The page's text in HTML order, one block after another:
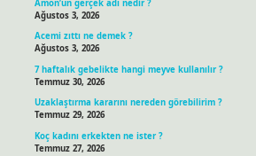
Amon’un gerçek adı nedir ?
Ağustos 3, 2026
Acemi zıttı ne demek ?
Ağustos 3, 2026
7 haftalık gebelikte hangi meyve kullanılır ?
Temmuz 30, 2026
Uzaklaştırma kararını nereden görebilirim ?
Temmuz 29, 2026
Koç kadını erkekten ne ister ?
Temmuz 27, 2026